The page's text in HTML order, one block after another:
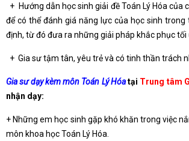
+ Hướng dẫn học sinh giải đề Toán Lý Hóa của
để có thể đánh giá năng lực của học sinh
định, từ đó đưa ra những giải pháp khắc phục tối
+ Gia sư tậm tân, yêu trẻ và có tinh thần trách
Gia sư dạy kèm môn Toán Lý Hóatại Trung tâm
nhận dạy:
+ Những em học sinh gặp khó khăn trong việc
môn khoa học Toán Lý Hóa.